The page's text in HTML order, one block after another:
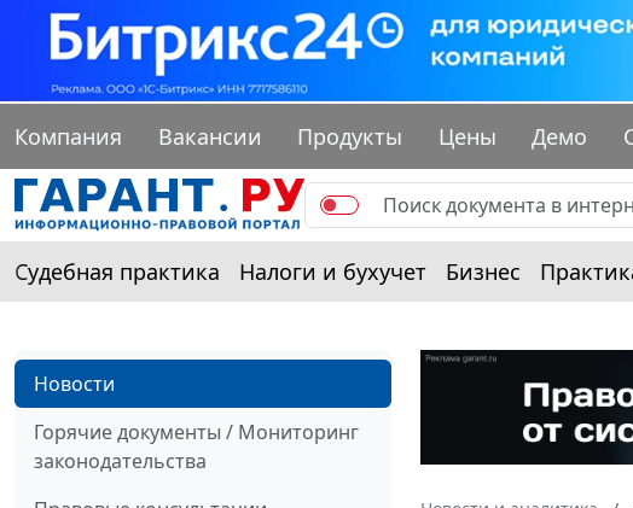
Компания Вакансии Продукты Цены Демо
Судебная практика Налоги и бухучет Бизнес
Новости
Горячие документы / Мониторинг
законодательства